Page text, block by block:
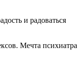
и радоваться
Мечта психиатра